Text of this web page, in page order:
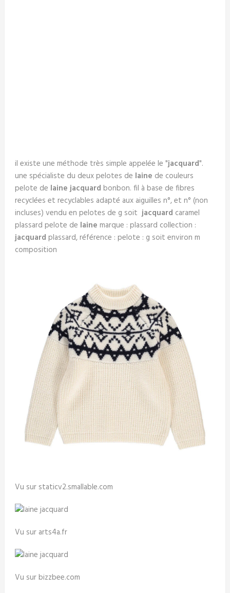
il existe une méthode très simple appelée le "jacquard".
une spécialiste du deux pelotes de laine de couleurs
pelote de laine jacquard bonbon. fil à base de fibres
recyclées et recyclables adapté aux aiguilles n°, et n° (non
incluses) vendu en pelotes de g soitjacquard caramel
plassard pelote de laine marque : plassard collection :
jacquard plassard, référence : pelote : g soit environ m
composition
Vu sur staticv2.smallable.com
Vu sur arts4a.fr
Vu sur bizzbee.com